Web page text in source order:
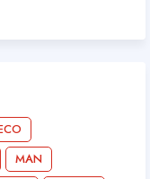
MAN